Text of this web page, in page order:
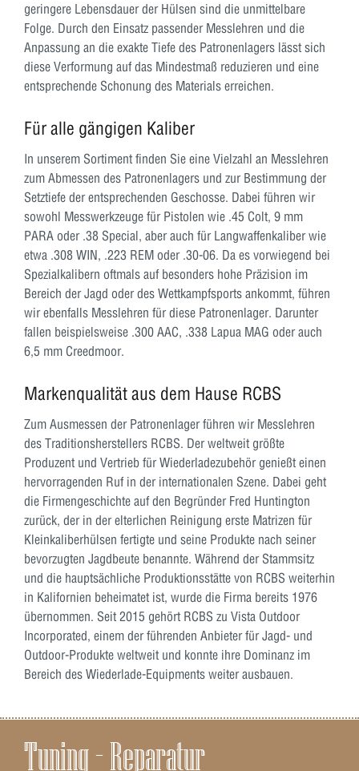
geringere Lebensdauer der Hülsen sind die unmittelbare
Folge. Durch den Einsatz passender Messlehren und die
Anpassung an die exakte Tiefe des Patronenlagers lässt sich
diese Verformung auf das Mindestmaß reduzieren und eine
entsprechende Schonung des Materials erreichen.
Für alle gängigen Kaliber
In unserem Sortiment finden Sie eine Vielzahl an Messlehren
zum Abmessen des Patronenlagers und zur Bestimmung der
Setztiefe der entsprechenden Geschosse. Dabei führen wir
sowohl Messwerkzeuge für Pistolen wie .45 Colt, 9 mm
PARA oder .38 Special, aber auch für Langwaffenkaliber wie
etwa .308 WIN, .223 REM oder .30-06. Da es vorwiegend bei
Spezialkalibern oftmals auf besonders hohe Präzision im
Bereich der Jagd oder des Wettkampfsports ankommt, führen
wir ebenfalls Messlehren für diese Patronenlager. Darunter
fallen beispielsweise .300 AAC, .338 Lapua MAG oder auch
6,5 mm Creedmoor.
Markenqualität aus dem Hause RCBS
Zum Ausmessen der Patronenlager führen wir Messlehren
des Traditionsherstellers RCBS. Der weltweit größte
Produzent und Vertrieb für Wiederladezubehör genießt einen
hervorragenden Ruf in der internationalen Szene. Dabei geht
die Firmengeschichte auf den Begründer Fred Huntington
zurück, der in der elterlichen Reinigung erste Matrizen für
Kleinkaliberhülsen fertigte und seine Produkte nach seiner
bevorzugten Jagdbeute benannte. Während der Stammsitz
und die hauptsächliche Produktionsstätte von RCBS weiterhin
in Kalifornien beheimatet ist, wurde die Firma bereits 1976
übernommen. Seit 2015 gehört RCBS zu Vista Outdoor
Incorporated, einem der führenden Anbieter für Jagd- und
Outdoor-Produkte weltweit und konnte ihre Dominanz im
Bereich des Wiederlade-Equipments weiter ausbauen.
Tuning – Reparatur